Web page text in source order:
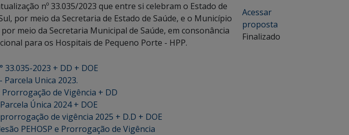
nº 33.035/2023 que entre si celebram o Estado de
por meio da Secretaria de Estado de Saúde, e o Município
meio da Secretaria Municipal de Saúde, em consonância
para os Hospitais de Pequeno Porte - HPP.
Acessar
proposta
Finalizado
2023 + DD + DOE
Parcela Unica 2023.
Prorrogação de Vigência + DD
Única 2024 + DOE
prorrogação de vigência 2025 + D.D + DOE
PEHOSP e Prorrogação de Vigência